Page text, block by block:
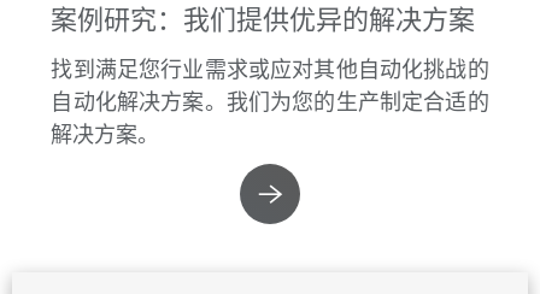
案例研究：我们提供优异的解决方案
找到满足您行业需求或应对其他自动化挑战的
自动化解决方案。我们为您的生产制定合适的
解决方案。